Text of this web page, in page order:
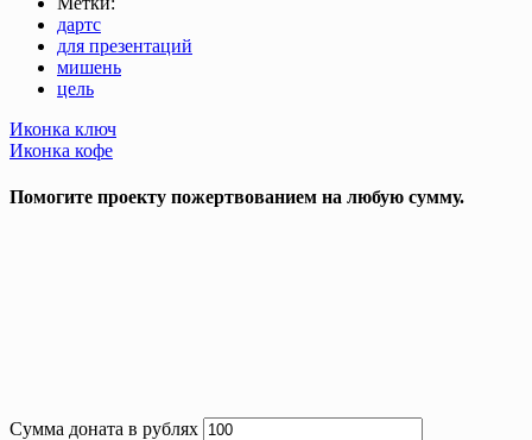
дартс
для презентаций
мишень
цель
Post
navigation
Иконка ключ
Иконка кофе
Помогите проекту пожертвованием на любую сумму.
Сумма доната в рублях